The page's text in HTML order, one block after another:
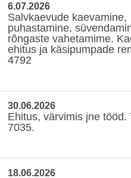
6.07.2026
Salvkaevude kaevamine,
puhastamine,
rõngaste vahetamime.
ehitus ja käsipumpade
4792
30.06.2026
Ehitus, värvimis jne tööd.
7035.
18.06.2026